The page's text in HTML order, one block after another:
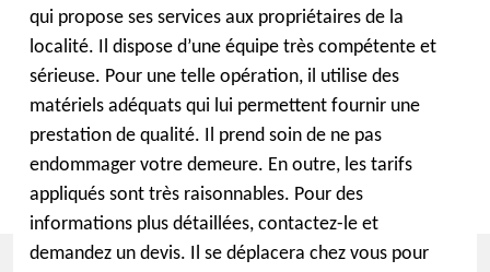
qui propose ses services aux propriétaires de la
localité. Il dispose d’une équipe très compétente et
sérieuse. Pour une telle opération, il utilise des
matériels adéquats qui lui permettent fournir une
prestation de qualité. Il prend soin de ne pas
endommager votre demeure. En outre, les tarifs
appliqués sont très raisonnables. Pour des
informations plus détaillées, contactez-le et
demandez un devis. Il se déplacera chez vous pour